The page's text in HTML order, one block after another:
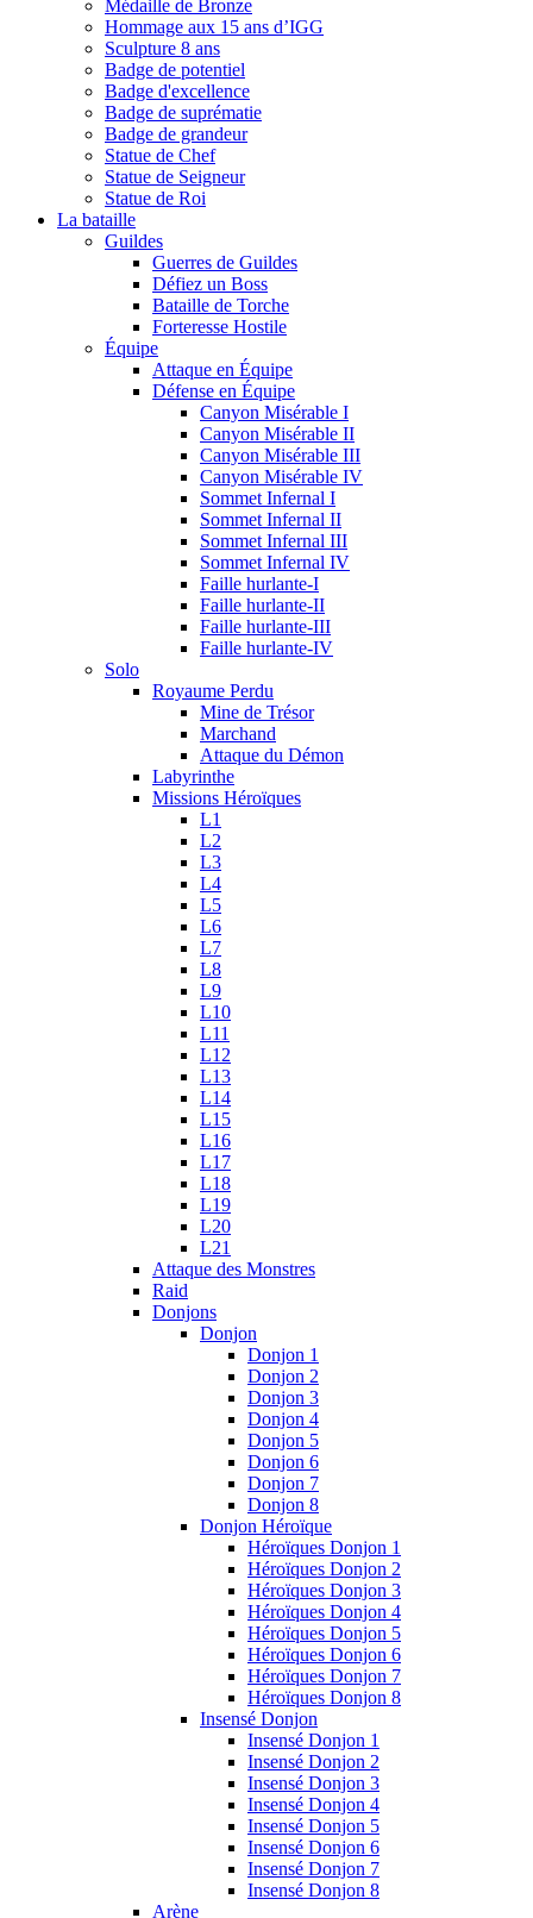
Médaille de Bronze
Hommage aux 15 ans d’IGG
Sculpture 8 ans
Badge de potentiel
Badge d'excellence
Badge de suprématie
Badge de grandeur
Statue de Chef
Statue de Seigneur
Statue de Roi
La bataille
Guildes
Guerres de Guildes
Défiez un Boss
Bataille de Torche
Forteresse Hostile
Équipe
Attaque en Équipe
Défense en Équipe
Canyon Misérable I
Canyon Misérable II
Canyon Misérable III
Canyon Misérable IV
Sommet Infernal I
Sommet Infernal II
Sommet Infernal III
Sommet Infernal IV
Faille hurlante-I
Faille hurlante-II
Faille hurlante-III
Faille hurlante-IV
Solo
Royaume Perdu
Mine de Trésor
Marchand
Attaque du Démon
Labyrinthe
Missions Héroïques
L1
L2
L3
L4
L5
L6
L7
L8
L9
L10
L11
L12
L13
L14
L15
L16
L17
L18
L19
L20
L21
Attaque des Monstres
Raid
Donjons
Donjon
Donjon 1
Donjon 2
Donjon 3
Donjon 4
Donjon 5
Donjon 6
Donjon 7
Donjon 8
Donjon Héroïque
Héroïques Donjon 1
Héroïques Donjon 2
Héroïques Donjon 3
Héroïques Donjon 4
Héroïques Donjon 5
Héroïques Donjon 6
Héroïques Donjon 7
Héroïques Donjon 8
Insensé Donjon
Insensé Donjon 1
Insensé Donjon 2
Insensé Donjon 3
Insensé Donjon 4
Insensé Donjon 5
Insensé Donjon 6
Insensé Donjon 7
Insensé Donjon 8
Arène